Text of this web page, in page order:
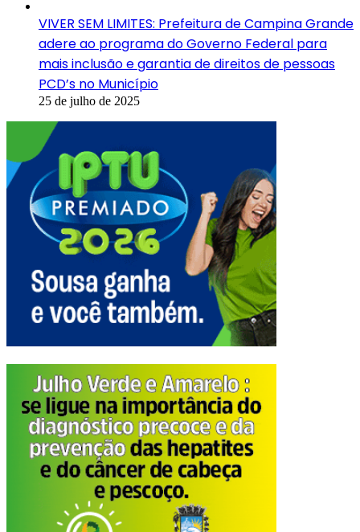
VIVER SEM LIMITES: Prefeitura de Campina Grande
adere ao programa do Governo Federal para
mais inclusão e garantia de direitos de pessoas
PCD’s no Município
25 de julho de 2025